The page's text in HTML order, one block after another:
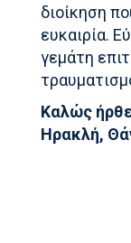
διοίκηση
ευκαιρία.
γεμάτη
Καλώς
Ηρακλή,